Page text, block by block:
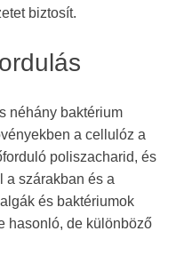
biztosít.
néhány baktérium
a cellulóz a
poliszacharid, és
a szárakban és a
és baktériumok
hasonló, de különböző